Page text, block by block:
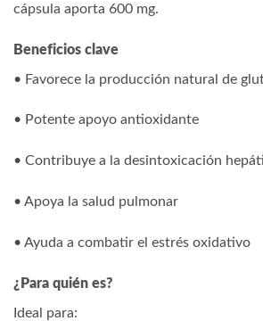
cápsula aporta 600 mg.
Beneficios clave
• Favorece la producción natural de
• Potente apoyo antioxidante
• Contribuye a la desintoxicación
• Apoya la salud pulmonar
• Ayuda a combatir el estrés oxidativo
¿Para quién es?
Ideal para: